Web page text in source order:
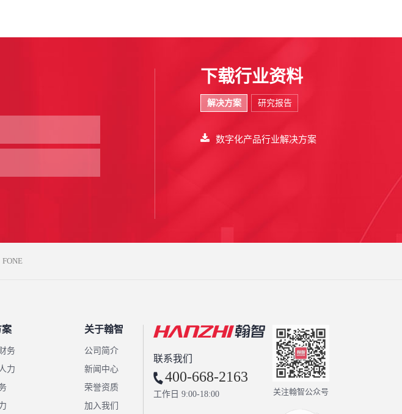
下载行业资料
解决方案 研究报告
数字化产品行业解决方案
FONE
务
力
关于翰智
公司简介
新闻中心
荣誉资质
加入我们
联系我们
400-668-2163
工作日 9:00-18:00 关注翰智公众号